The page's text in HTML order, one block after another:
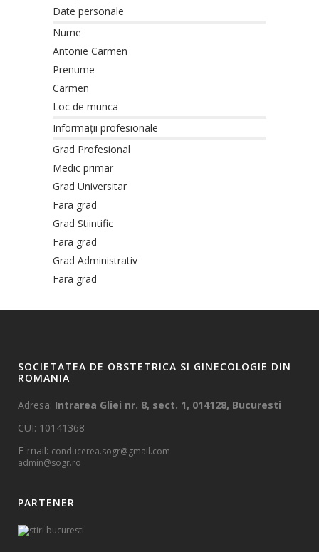
Date personale
Nume
Antonie Carmen
Prenume
Carmen
Loc de munca
Informații profesionale
Grad Profesional
Medic primar
Grad Universitar
Fara grad
Grad Stiintific
Fara grad
Grad Administrativ
Fara grad
SOCIETATEA DE OBSTETRICA SI GINECOLOGIE DIN
ROMANIA
Adresa: Intrarea Gliei nr. 8, sect. 1, 014128, Bucuresti
CUI: 10141368
E-mail: conducerea.sogr@gmail.com
admin@sogr.ro
PARTENER